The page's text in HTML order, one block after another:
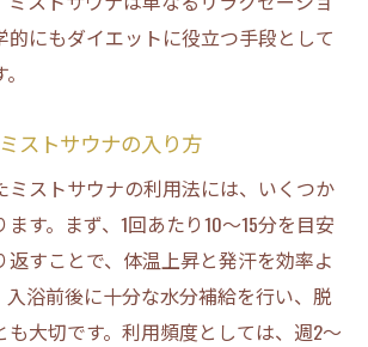
的にもダイエットに役立つ手段として
ストサウナの入り方
ミストサウナの利用法には、いくつか
す。まず、1回あたり10～15分を目安
返すことで、体温上昇と発汗を効率よ
入浴前後に十分な水分補給を行い、脱
大切です。利用頻度としては、週2～